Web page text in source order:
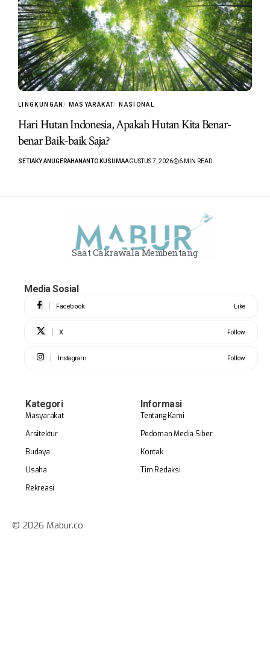
LINGKUNGAN MASYARAKAT NASIONAL
Hari Hutan Indonesia, Apakah Hutan Kita Benar-
benar Baik-baik Saja?
SETIAKY ANUGERAHANANTO KUSUMAAGUSTUS 7, 2026 6 MIN READ
Saat Cakrawala Membentang
Media Sosial
Facebook Like
X Follow
Instagram Follow
Kategori
Masyarakat
Arsitektur
Budaya
Usaha
Rekreasi
Informasi
Tentang Kami
Pedoman Media Siber
Kontak
Tim Redaksi
© 2026 Mabur.co